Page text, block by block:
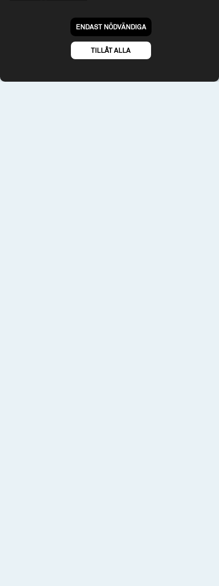
Till spiltan.se
© 2026 - Spiltan Fonder AB
By Sphinxly
ENDAST NÖDVÄNDIGA
TILLÅT ALLA